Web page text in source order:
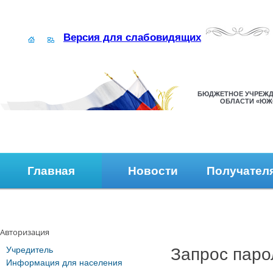
Версия для слабовидящих
БЮДЖЕТНОЕ
ОБЛАСТИ
Главная Новости
Авторизация
Запрос
Учредитель
Информация для населения